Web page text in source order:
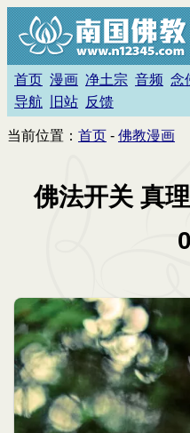
首页 漫画 净土宗 音频 念
导航
旧站 反馈
当前位置： 首页 - 佛教漫画
佛法开关 真